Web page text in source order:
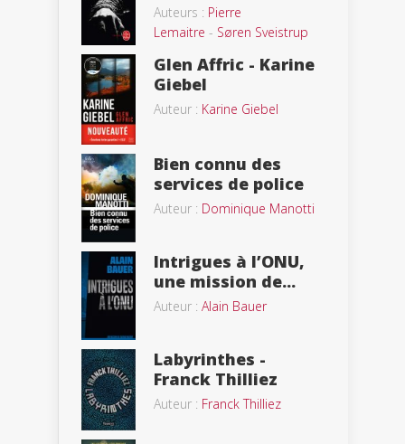
Auteurs : Pierre
Lemaitre - Søren Sveistrup
Glen Affric - Karine
Giebel
Auteur : Karine Giebel
Bien connu des
services de police
Auteur : Dominique Manotti
Intrigues à l’ONU,
une mission de...
Auteur : Alain Bauer
Labyrinthes -
Franck Thilliez
Auteur : Franck Thilliez